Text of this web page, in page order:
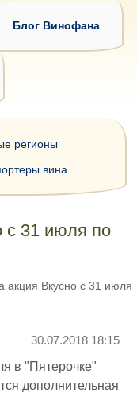
Блог Винофана
с 31 июля по
акция Вкусно с 31 июля
30.07.2018 18:15
в "Пятерочке"
дополнительная
регионы
вина